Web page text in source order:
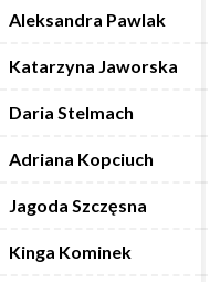
Aleksandra Pawlak
Katarzyna Jaworska
Daria Stelmach
Adriana Kopciuch
Jagoda Szczęsna
Kinga Kominek
Aleksandra Pawlak
Katarzyna Jaworska
Daria Stelmach
Adriana Kopciuch
Jagoda Szczęsna
Kinga Kominek